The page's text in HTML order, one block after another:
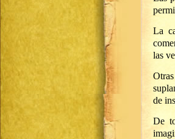
La
las
de
De